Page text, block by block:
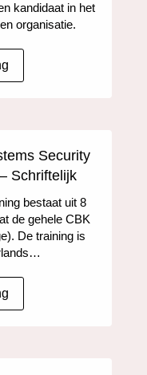
kandidaat in het
organisatie.
Security
Schriftelijk
bestaat uit 8
de gehele CBK
De training is